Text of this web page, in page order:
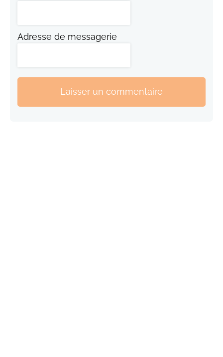
Adresse de messagerie
Laisser un commentaire